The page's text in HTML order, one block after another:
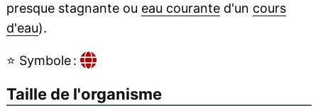
presque stagnante ou eau couranted'un cours
d'eau).
⭐ Symbole :
Taille de l'organisme